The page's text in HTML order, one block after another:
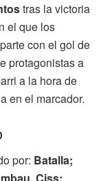
tras la victoria
el que los
con el gol de
protagonistas a
a la hora de
en el marcador.
por: Batalla;
Ciss;